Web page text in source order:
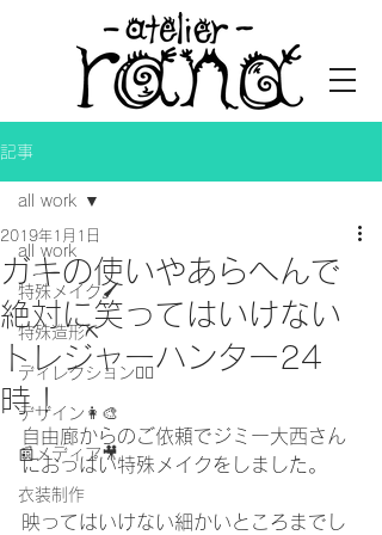
記事
all work
特殊メイク🖌
特殊造形⛏
ディレクション👯‍♀️
デザイン👩‍🎨
📰メディア🎥
衣装制作
all work
ガキの使いやあらへんで
絶対に笑ってはいけない
トレジャーハンター24
時！
2019年1月1日
自由廊からのご依頼でジミー大西さん
におっぱい特殊メイクをしました。
映ってはいけない細かいところまでし